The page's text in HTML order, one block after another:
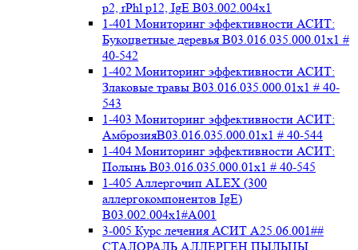
p2, rPhl p12, IgE В03.002.004x1
1-401 Мониторинг эффективности АСИТ:
Букоцветные деревья B03.016.035.000.01x1 #
40-542
1-402 Мониторинг эффективности АСИТ:
Злаковые травы B03.016.035.000.01x1 # 40-
543
1-403 Мониторинг эффективности АСИТ:
АмброзияB03.016.035.000.01x1 # 40-544
1-404 Мониторинг эффективности АСИТ:
Полынь B03.016.035.000.01x1 # 40-545
1-405 Аллергочип ALEX (300
аллергокомпонентов IgE)
В03.002.004x1#А001
3-005 Курс лечения АСИТ А25.06.001##
СТАЛОРАЛЬ АЛЛЕРГЕН ПЫЛЬЦЫ